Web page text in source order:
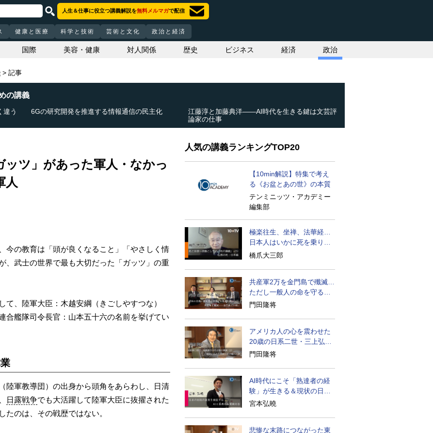
人生＆仕事に役立つ講義解説を無料メルマガで配信
健康と医療 科学と技術 芸術と文化 政治と経済
国際 美容・健康 対人関係 歴史 ビジネス 経済 政治
記事
の講義
違う 6Gの研究開発を推進する情報通信の民主化
江藤淳と加藤典洋――AI時代を生きる鍵は文芸評
論家の仕事
ッツ」があった軍人・なかっ
人
今の教育は「頭が良くなること」「やさしく情
、武士の世界で最も大切だった「ガッツ」の重
、陸軍大臣：木越安綱（きごしやすつな）
合艦隊司令長官：山本五十六の名前を挙げてい
軍教導団）の出身から頭角をあらわし、日清
日露戦争でも大活躍して陸軍大臣に抜擢された
たのは、その戦歴ではない。
人気の講義ランキングTOP20
【10min解説】特集で考え
る《お盆とあの世》の本質
テンミニッツ・アカデミー
編集部
極楽往生、坐禅、法華経…
日本人はいかに死を乗り越
えるか
橋爪大三郎
共産軍2万を金門島で殲滅…
ただし一般人の命を守る軍
人の本義を重視
門田隆将
アメリカ人の心を震わせた
20歳の日系二世・三上弘文
の翻訳
門田隆将
AI時代にこそ「熟達者の経
験」が生きる＆現状の日本
経済の実情は
宮本弘曉
悲惨な末路につながった東